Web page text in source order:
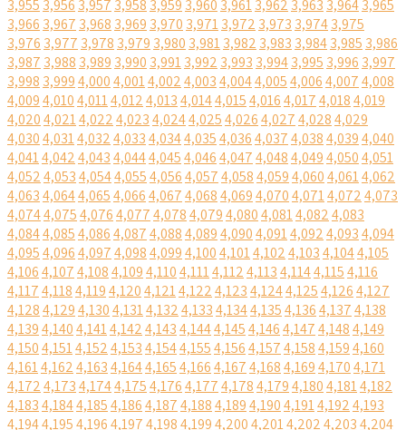
3,955 3,956 3,957 3,958 3,959 3,960 3,9613,962 3,963 3,9643,965
3,966 3,967 3,968 3,969 3,970 3,9713,972 3,973 3,9743,975
3,976 3,977 3,978 3,979 3,980 3,9813,982 3,983 3,9843,985 3,986
3,987 3,988 3,989 3,990 3,9913,992 3,993 3,9943,995 3,996 3,997
3,998 3,9994,0004,0014,0024,0034,0044,0054,0064,0074,008
4,0094,0104,0114,0124,0134,0144,0154,0164,0174,0184,019
4,0204,0214,0224,0234,0244,0254,0264,0274,0284,029
4,0304,0314,0324,0334,0344,0354,0364,0374,0384,0394,040
4,0414,0424,0434,0444,0454,0464,0474,0484,0494,0504,051
4,0524,0534,0544,0554,0564,0574,0584,0594,0604,0614,062
4,0634,0644,0654,0664,0674,0684,0694,0704,0714,0724,073
4,0744,0754,0764,0774,0784,0794,0804,0814,0824,083
4,0844,0854,0864,0874,0884,0894,0904,0914,0924,0934,094
4,0954,0964,0974,0984,0994,1004,1014,1024,1034,1044,105
4,1064,1074,1084,1094,1104,1114,1124,1134,1144,1154,116
4,1174,1184,1194,1204,1214,1224,1234,1244,1254,1264,127
4,1284,1294,1304,1314,1324,1334,1344,1354,1364,1374,138
4,1394,1404,1414,1424,1434,1444,1454,1464,1474,1484,149
4,1504,1514,1524,1534,1544,1554,1564,1574,1584,1594,160
4,1614,1624,1634,1644,1654,1664,1674,1684,1694,1704,171
4,1724,1734,1744,1754,1764,1774,1784,1794,1804,1814,182
4,1834,1844,1854,1864,1874,1884,1894,1904,1914,1924,193
4,1944,1954,1964,1974,1984,1994,2004,2014,2024,2034,204